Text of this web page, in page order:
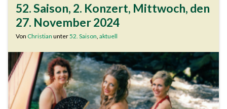
52. Saison, 2. Konzert, Mittwoch, den
27. November 2024
Von Christian unter52. Saison aktuell